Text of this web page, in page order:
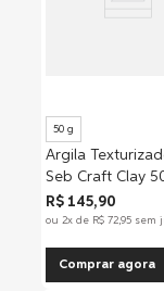
50 g
Argila
Seb Craft Clay
R$ 145,90
ou 2x de R$ 72,95 sem
Comprar agora